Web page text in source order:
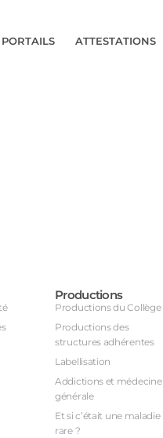
PORTAILS ATTESTATIONS
Productions
Productions du Collège
Productions des
structures adhérentes
Labellisation
Addictions et médecine
générale
Et si c’était une maladie
rare ?